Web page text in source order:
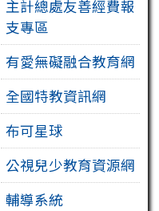
主計總處友善經費報
支專區
有愛無礙融合教育網
全國特教資訊網
布可星球
公視兒少教育資源網
輔導系統